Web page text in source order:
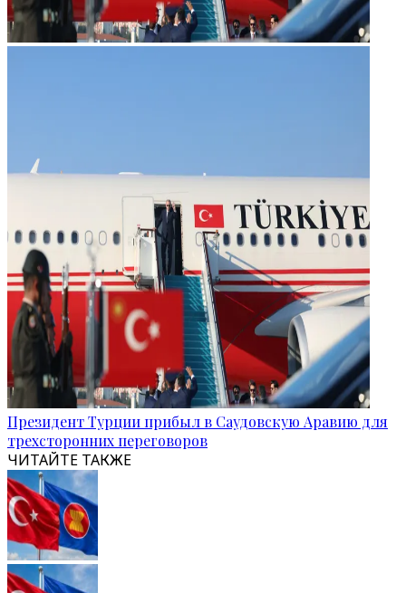
Президент Турции прибыл в Саудовскую Аравию для
трехсторонних переговоров
ЧИТАЙТЕ ТАКЖЕ